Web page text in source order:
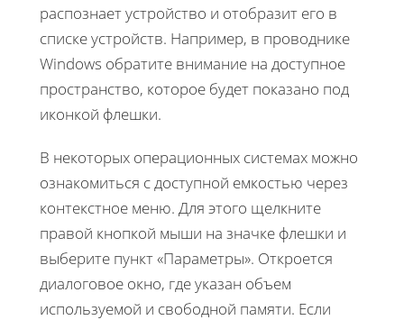
распознает устройство и отобразит его в
списке устройств. Например, в проводнике
Windows обратите внимание на доступное
пространство, которое будет показано под
иконкой флешки.
В некоторых операционных системах можно
ознакомиться с доступной емкостью через
контекстное меню. Для этого щелкните
правой кнопкой мыши на значке флешки и
выберите пункт «Параметры». Откроется
диалоговое окно, где указан объем
используемой и свободной памяти. Если